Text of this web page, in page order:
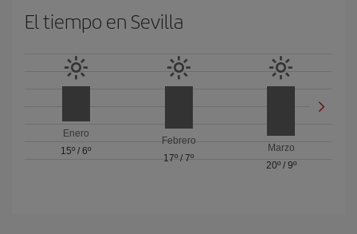
El tiempo en Sevilla
Enero
15º /6º
Febrero
17º / 7º
Marzo
20º/ 9º